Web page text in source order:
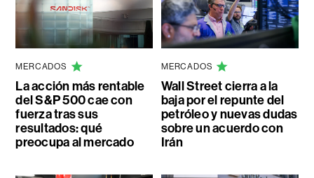
MERCADOS
La acción más rentable
del S&P 500 cae con
fuerza tras sus
resultados: qué
preocupa al mercado
MERCADOS
Wall Street cierra a la
baja por el repunte del
petróleo y nuevas dudas
sobre un acuerdo con
Irán